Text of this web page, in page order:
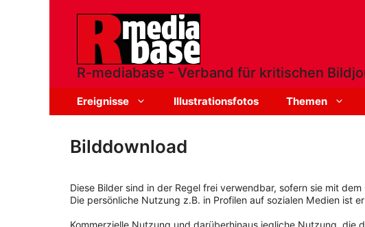
R-mediabase - Verband für kritischen
Ereignisse Illustrationsfotos Themen
Bilddownload
Diese Bilder sind in der Regel frei verwendbar, sofern sie mit
Die persönliche Nutzung z.B. in Profilen auf sozialen Medien ist